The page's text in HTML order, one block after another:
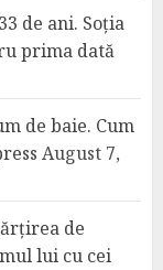
de ani. Soția
prima dată
de baie. Cum
August 7,
de
lui cu cei